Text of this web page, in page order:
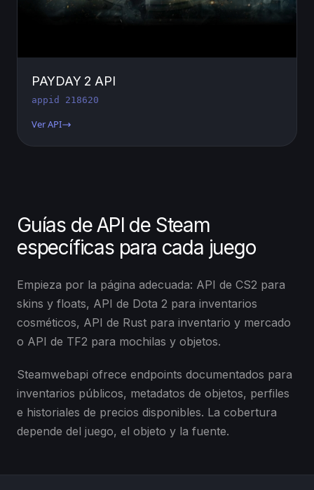
PAYDAY 2 API
appid 218620
Ver API
Guías de API de Steam
específicas para cada juego
Empieza por la página adecuada: API de CS2 para
skins y floats, API de Dota 2 para inventarios
cosméticos, API de Rust para inventario y mercado
o API de TF2 para mochilas y objetos.
Steamwebapi ofrece endpoints documentados para
inventarios públicos, metadatos de objetos, perfiles
e historiales de precios disponibles. La cobertura
depende del juego, el objeto y la fuente.